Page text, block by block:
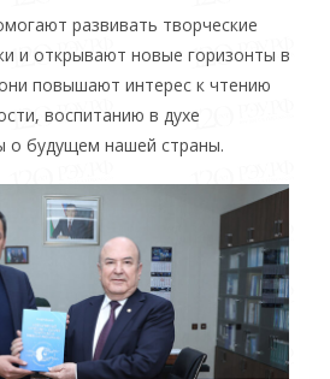
развивать творческие
и открывают новые горизонты в
повышают интерес к чтению
воспитанию в духе
о будущем нашей страны.